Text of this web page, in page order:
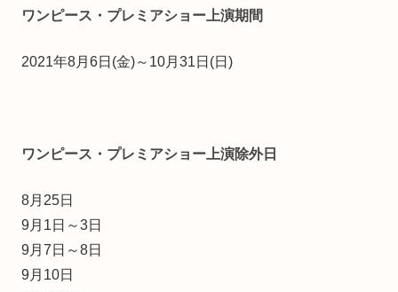
ワンピース・プレミアショー上演期間
2021年8月6日(金)～10月31日(日)
ワンピース・プレミアショー上演除外日
8月25日
9月1日～3日
9月7日～8日
9月10日